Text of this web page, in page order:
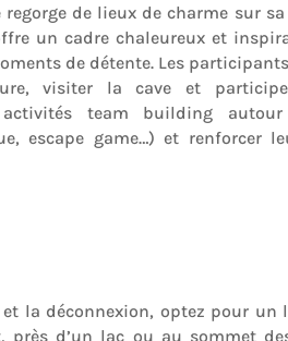
de lieux de charme sur
un cadre chaleureux et
de détente. Les
visiter la cave et
team building
escape game…) et renforcer
la déconnexion, optez pour un
d’un lac ou au sommet